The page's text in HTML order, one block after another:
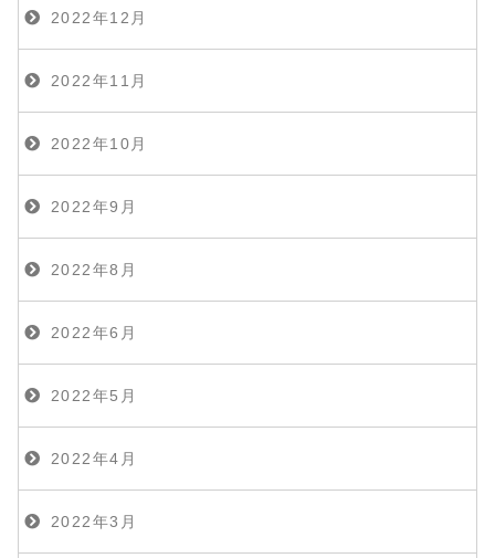
2022年12月
2022年11月
2022年10月
2022年9月
2022年8月
2022年6月
2022年5月
2022年4月
2022年3月